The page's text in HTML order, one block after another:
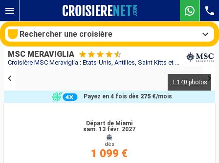
Croisière MSC Meraviglia : Etats-Unis, Antilles, Saint Kitts et Nevis, Iles Vierges (Américaines), République Dominicaine au départ de Miami
MSC MERAVIGLIA
+ 140 photos
Départ de Miami
sam. 13 févr. 2027
dès
1 099 €
Payez en 4 fois dès 275 €/mois
Rechercher une croisière
Compagnies
Rechercher